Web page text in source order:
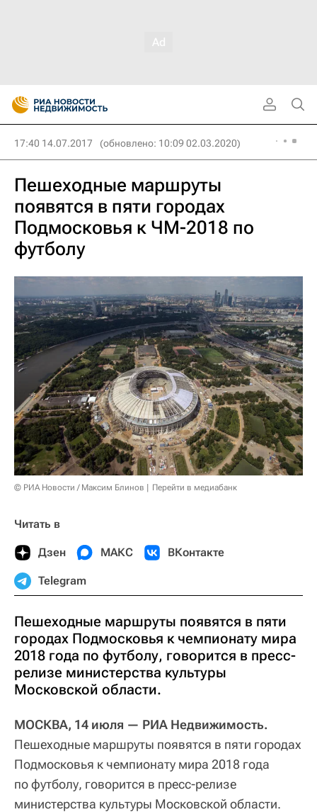
17:40 14.07.2017 (обновлено: 10:09 02.03.2020)
Пешеходные маршруты
появятся в пяти городах
Подмосковья к ЧМ-2018 по
футболу
© РИА Новости / Максим Блинов Перейти в медиабанк
Читать в
Дзен МАКС ВКонтакте
Telegram
Пешеходные маршруты появятся в пяти
городах Подмосковья к чемпионату мира
2018 года по футболу, говорится в пресс-
релизе министерства культуры
Московской области.
МОСКВА, 14 июля — РИА Недвижимость.
Пешеходные маршруты появятся в пяти городах
Подмосковья к чемпионату мира 2018 года
по футболу, говорится в пресс-релизе
министерства культуры Московской области.